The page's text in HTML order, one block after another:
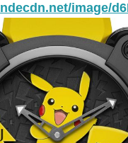
image/